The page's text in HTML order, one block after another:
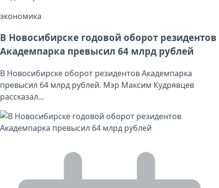
экономика
В Новосибирске годовой оборот резидентов
Академпарка превысил 64 млрд рублей
В Новосибирске оборот резидентов Академпарка
превысил 64 млрд рублей. Мэр Максим Кудрявцев
рассказал...